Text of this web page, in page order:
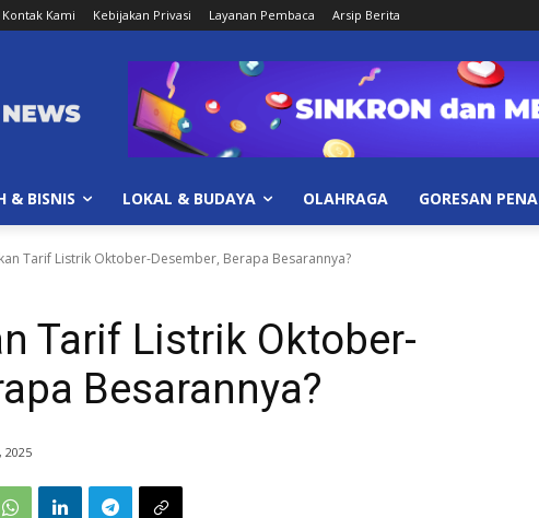
Kontak Kami Kebijakan Privasi Layanan Pembaca Arsip Berita
& BISNIS LOKAL & BUDAYA OLAHRAGA GORESAN PENA
Tarif Listrik Oktober-Desember, Berapa Besarannya?
Tarif Listrik Oktober-
Besarannya?
2025